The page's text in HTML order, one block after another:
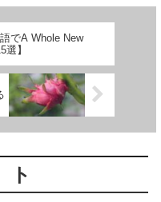
でA Whole New
選】